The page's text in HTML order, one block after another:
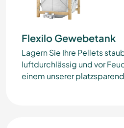
Flexilo Gewebetank
Lagern Sie Ihre Pellets
luftdurchlässig und vor
einem unserer